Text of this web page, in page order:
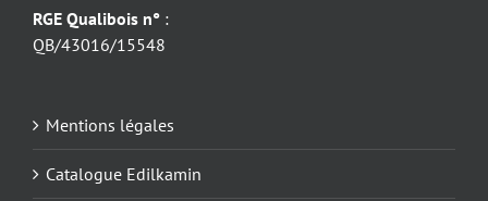
RGE Qualibois n° :
QB/43016/15548
Mentions légales
Catalogue Edilkamin